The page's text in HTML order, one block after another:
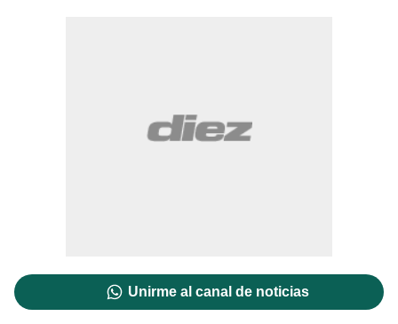
Unirme al canal de noticias